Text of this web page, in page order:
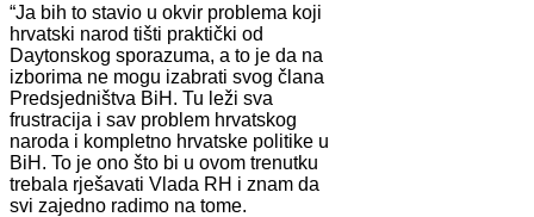
“Ja bih to stavio u okvir problema koji
hrvatski narod tišti praktički od
Daytonskog sporazuma, a to je da na
izborima ne mogu izabrati svog člana
Predsjedništva BiH. Tu leži sva
frustracija i sav problem hrvatskog
naroda i kompletno hrvatske politike u
BiH. To je ono što bi u ovom trenutku
trebala rješavati Vlada RH i znam da
svi zajedno radimo na tome.